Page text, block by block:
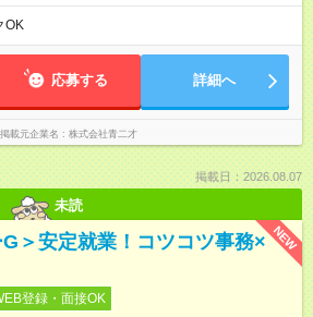
OK
応募する 詳細へ
掲載元企業名 株式会社青二才
掲載日：2026.08.07
未読
NEW
＞安定就業！コツコツ事務×
登録・面接OK